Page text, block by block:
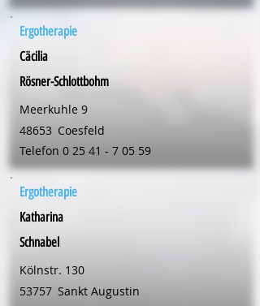
Ergotherapie
Cäcilia
Rösner-Schlottbohm
Meerkuhle 9
48653 Coesfeld
Telefon 0 25 41 - 7 05 59
Ergotherapie
Katharina
Schnabel
Kölnstr. 130
53757 Sankt Augustin